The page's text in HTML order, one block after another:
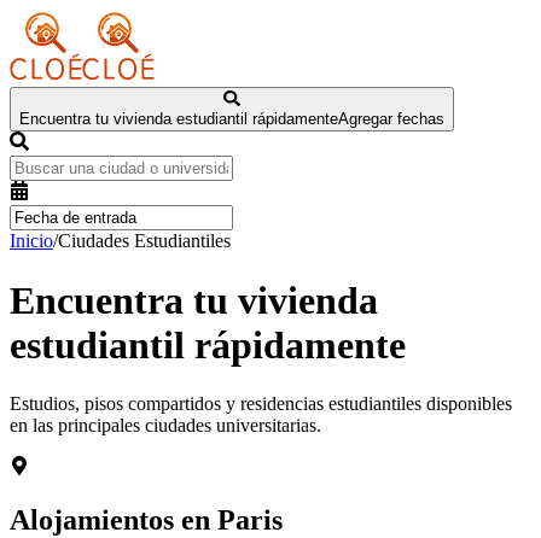
Encuentra tu vivienda estudiantil rápidamenteAgregar fechas
Inicio/Ciudades Estudiantiles
Encuentra tu vivienda
estudiantil rápidamente
Estudios, pisos compartidos y residencias estudiantiles disponibles
en las principales ciudades universitarias.
Alojamientos en Paris